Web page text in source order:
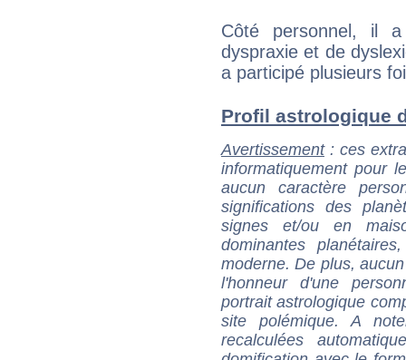
Côté personnel, il
dyspraxie et de
a participé plusieurs
Profil astrologique
Avertissement: ces
informatiquement pour
aucun caractère
significations des
signes et/ou en
dominantes
moderne. De plus,
l'honneur d'une
portrait astrologique
site polémique. A
recalculées